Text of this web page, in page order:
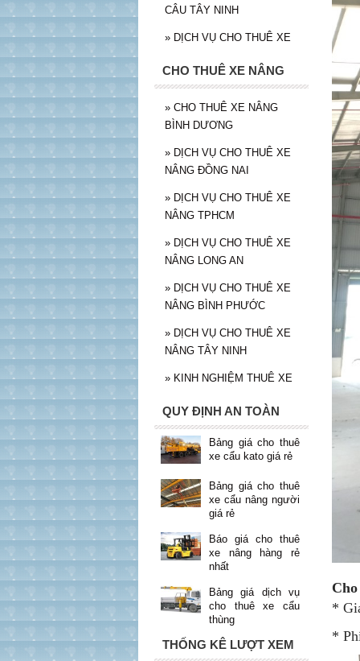
*
*
CÂU TÂY NINH
» DỊCH VỤ CHO THUÊ XE
CHO THUÊ XE NÂNG
» CHO THUÊ XE NÂNG
BÌNH DƯƠNG
» DỊCH VỤ CHO THUÊ XE
NÂNG ĐỒNG NAI
» DỊCH VỤ CHO THUÊ XE
NÂNG TPHCM
» DỊCH VỤ CHO THUÊ XE
NÂNG LONG AN
» DỊCH VỤ CHO THUÊ XE
NÂNG BÌNH PHƯỚC
» DỊCH VỤ CHO THUÊ XE
NÂNG TÂY NINH
» KINH NGHIỆM THUÊ XE
QUY ĐỊNH AN TOÀN
Bảng giá cho thuê
xe cẩu kato giá rẻ
Bảng giá cho thuê
xe cẩu nâng người
giá rẻ
Báo giá cho thuê
xe nâng hàng rẻ
nhất
Bảng giá dịch vụ
cho thuê xe cẩu
thùng
THỐNG KÊ LƯỢT XEM